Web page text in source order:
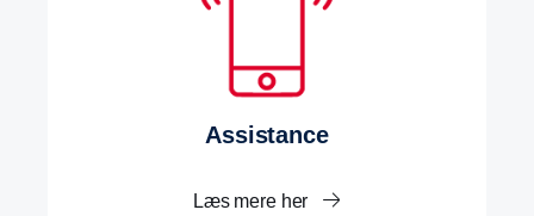
Assistance
Læs mere her